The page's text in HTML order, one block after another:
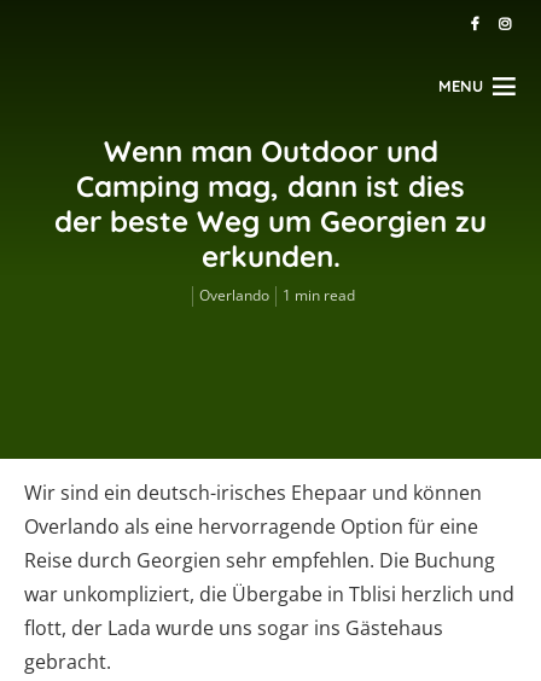
MENU
Wenn man Outdoor und
Camping mag, dann ist dies
der beste Weg um Georgien zu
erkunden.
Overlando 1 min read
Wir sind ein deutsch-irisches Ehepaar und können
Overlando als eine hervorragende Option für eine
Reise durch Georgien sehr empfehlen. Die Buchung
war unkompliziert, die Übergabe in Tblisi herzlich und
flott, der Lada wurde uns sogar ins Gästehaus
gebracht.